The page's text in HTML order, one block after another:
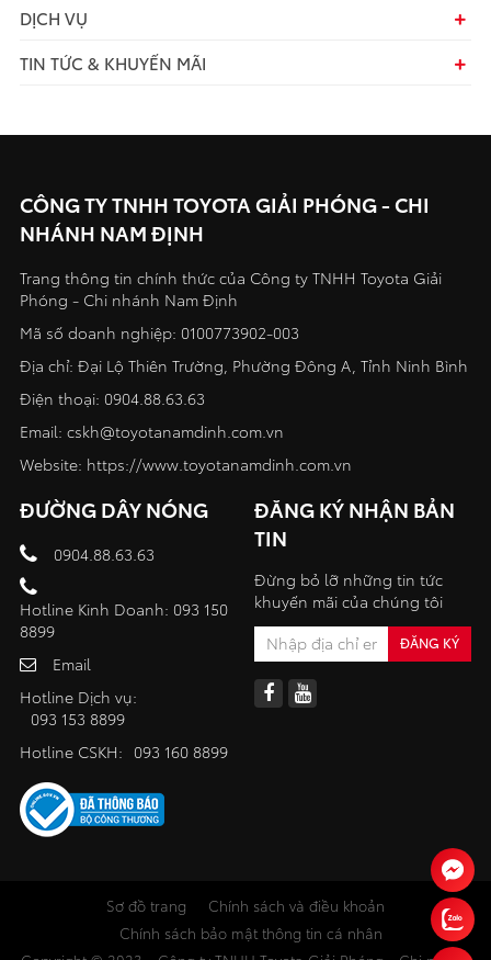
DỊCH VỤ
TIN TỨC & KHUYẾN MÃI
CÔNG TY TNHH TOYOTA GIẢI PHÓNG - CHI
NHÁNH NAM ĐỊNH
Trang thông tin chính thức của Công ty TNHH Toyota Giải
Phóng - Chi nhánh Nam Định
Mã số doanh nghiệp: 0100773902-003
Địa chỉ: Đại Lộ Thiên Trường, Phường Đông A, Tỉnh Ninh Bình
Điện thoại: 0904.88.63.63
Email: cskh@toyotanamdinh.com.vn
Website: https://www.toyotanamdinh.com.vn
ĐƯỜNG DÂY NÓNG
0904.88.63.63
Hotline Kinh Doanh: 093 150
8899
Email
Hotline Dịch vụ:
093 153 8899
Hotline CSKH: 093 160 8899
ĐĂNG KÝ NHẬN BẢN
TIN
Đừng bỏ lỡ những tin tức
khuyến mãi của chúng tôi
Sơ đồ trang
Chính sách và điều khoản
Chính sách bảo mật thông tin cá nhân